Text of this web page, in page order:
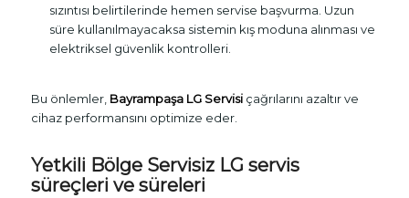
sızıntısı belirtilerinde hemen servise başvurma. Uzun
süre kullanılmayacaksa sistemin kış moduna alınması ve
elektriksel güvenlik kontrolleri.
Bu önlemler, Bayrampaşa LG Servisiçağrılarını azaltır ve
cihaz performansını optimize eder.
Yetkili Bölge Servisiz LG servis
süreçleri ve süreleri